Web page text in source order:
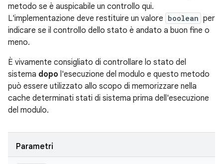
metodo se è auspicabile un controllo qui.
L'implementazione deve restituire un valore boolean per
indicare se il controllo dello stato è andato a buon fine o
meno.
È vivamente consigliato di controllare lo stato del
sistema dopo l'esecuzione del modulo e questo metodo
può essere utilizzato allo scopo di memorizzare nella
cache determinati stati di sistema prima dell'esecuzione
del modulo.
Parametri